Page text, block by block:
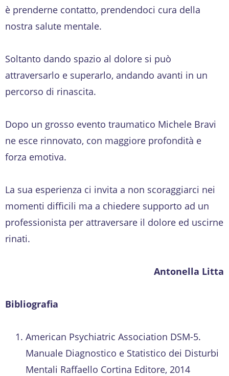
è prenderne contatto, prendendoci cura della
nostra salute mentale.
Soltanto dando spazio al dolore si può
attraversarlo e superarlo, andando avanti in un
percorso di rinascita.
Dopo un grosso evento traumatico Michele Bravi
ne esce rinnovato, con maggiore profondità e
forza emotiva.
La sua esperienza ci invita a non scoraggiarci nei
momenti difficili ma a chiedere supporto ad un
professionista per attraversare il dolore ed uscirne
rinati.
Antonella Litta
Bibliografia
American Psychiatric Association DSM-5.
Manuale Diagnostico e Statistico dei Disturbi
Mentali Raffaello Cortina Editore, 2014